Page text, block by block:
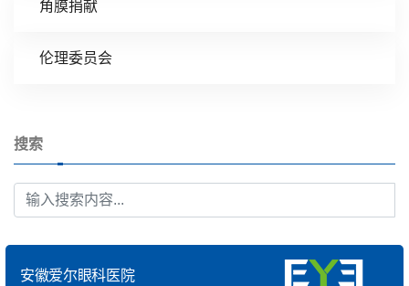
角膜捐献
伦理委员会
搜索
安徽爱尔眼科医院